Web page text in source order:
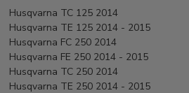
Husqvarna TC 125 2014
Husqvarna TE 125 2014 - 2015
Husqvarna FC 250 2014
Husqvarna FE 250 2014 - 2015
Husqvarna TC 250 2014
Husqvarna TE 250 2014 - 2015